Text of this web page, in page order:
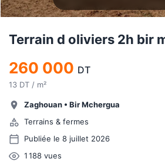
Terrain d oliviers 2h bir
260 000 DT
13 DT / m²
Zaghouan • Bir Mchergua
Terrains & fermes
Publiée le 8 juillet 2026
1 188 vues